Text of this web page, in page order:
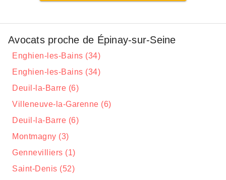
Avocats proche de Épinay-sur-Seine
Enghien-les-Bains (34)
Enghien-les-Bains (34)
Deuil-la-Barre (6)
Villeneuve-la-Garenne (6)
Deuil-la-Barre (6)
Montmagny (3)
Gennevilliers (1)
Saint-Denis (52)